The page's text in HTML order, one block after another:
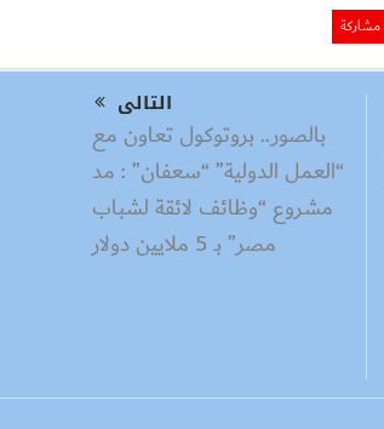
مشاركة
التالى
بالصور.. بروتوكول تعاون مع
“العمل الدولية” “سعفان” : مد
مشروع “وظائف لائقة لشباب
مصر” بـ 5 ملايين دولار